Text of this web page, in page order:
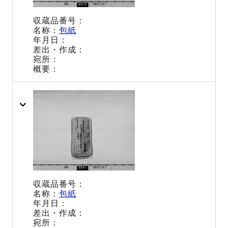
包紙
包紙